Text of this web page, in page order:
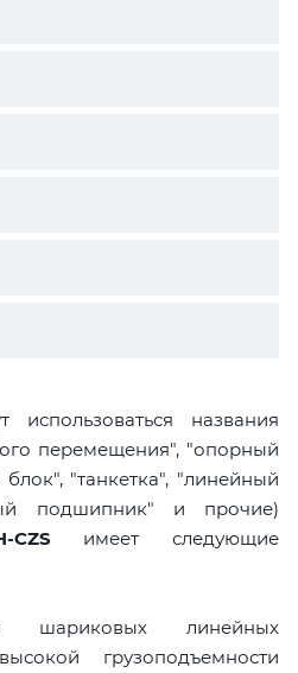
использоваться названия
перемещения", "опорный
"танкетка", "линейный
подшипник" и прочие)
CZS имеет следующие
линейных
грузоподъемности